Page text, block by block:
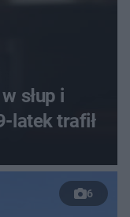
słup i
latek trafił
6